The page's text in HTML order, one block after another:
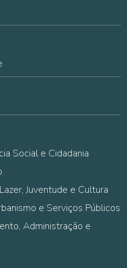
Social e Cidadania
Juventude e Cultura
e Serviços Públicos
Administração e